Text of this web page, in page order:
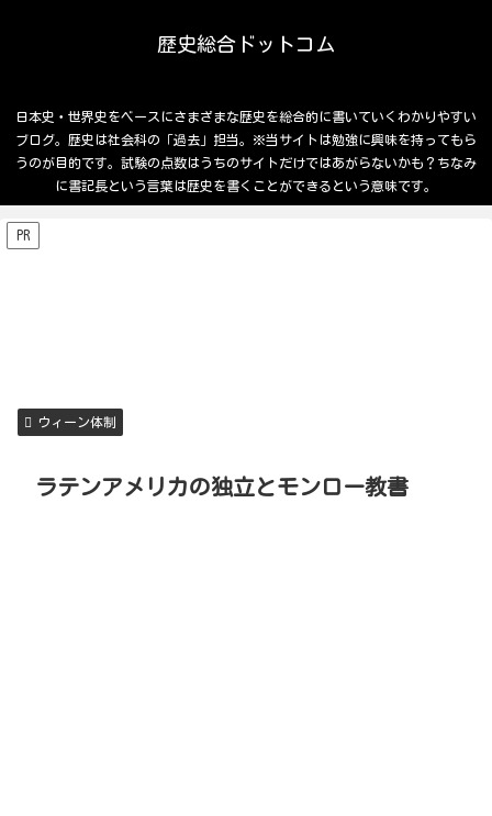
歴史総合ドットコム
日本史・世界史をベースにさまざまな歴史を総合的に書いていくわかりやすい
ブログ。歴史は社会科の「過去」担当。※当サイトは勉強に興味を持ってもら
うのが目的です。試験の点数はうちのサイトだけではあがらないかも？ちなみ
に書記長という言葉は歴史を書くことができるという意味です。
PR
ウィーン体制
ラテンアメリカの独立とモンロー教書